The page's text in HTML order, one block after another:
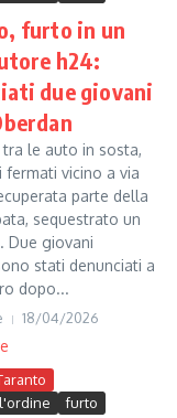
furto in un
h24:
due giovani
le auto in sosta,
fermati vicino a via
parte della
sequestrato un
Due giovani
stati denunciati a
dopo...
18/04/2026
furto